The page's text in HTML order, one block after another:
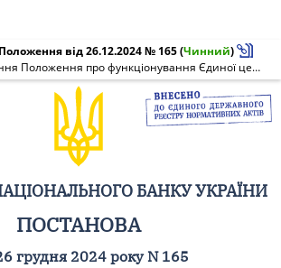
від 26.12.2024 № 165(Чинний)
Про затвердження Положення про функціонування Єдиної централізованої бази даних щодо обов'язкового страхування цивільно-правової відповідальності власників наземних транспортних засобів